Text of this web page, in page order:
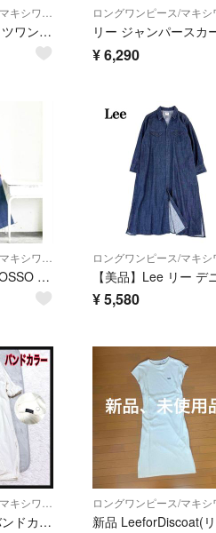
リー デニムシャツワンピース M インディゴブルー 無地 長袖 レギュラーカラー
¥6,290
【別注】Lee×ROSSO FLARE SALOPETTE SKIRT デニム
¥5,580
Lee リネン混 バンドカラー シャツワンピース S 白 ロング マキシ丈長袖